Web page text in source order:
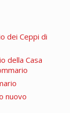
dei Ceppi di
della Casa
nuovo